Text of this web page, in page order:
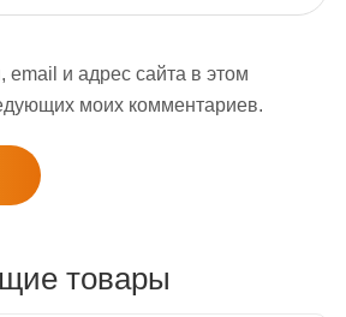
и адрес сайта в этом
моих комментариев.
товары